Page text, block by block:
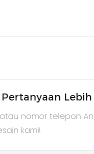
nomor telepon
kami!